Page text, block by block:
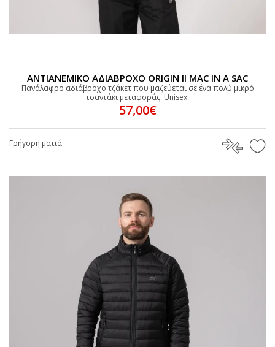
ΑΝΤΙΑΝΕΜΙΚΟ ΑΔΙΑΒΡΟΧΟ ORIGIN II MAC IN A SAC
Πανάλαφρο αδιάβροχο τζάκετ που μαζεύεται σε ένα πολύ μικρό
τσαντάκι μεταφοράς. Unisex.
57,00€
Γρήγορη ματιά